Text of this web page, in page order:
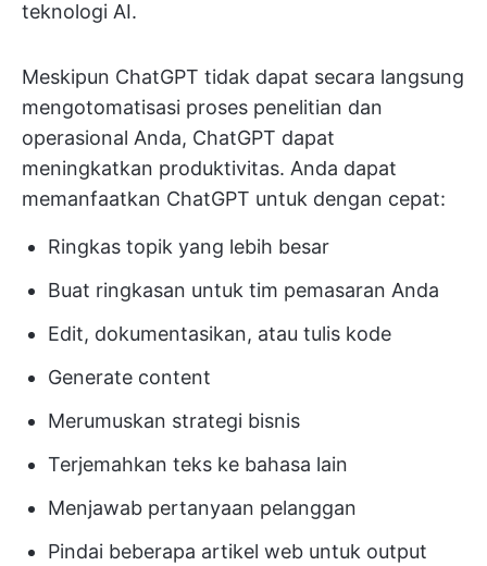
teknologi AI.
Meskipun ChatGPT tidak dapat secara langsung
mengotomatisasi proses penelitian dan
operasional Anda, ChatGPT dapat
meningkatkan produktivitas. Anda dapat
memanfaatkan ChatGPT untuk dengan cepat:
Ringkas topik yang lebih besar
Buat ringkasan untuk tim pemasaran Anda
Edit, dokumentasikan, atau tulis kode
Generate content
Merumuskan strategi bisnis
Terjemahkan teks ke bahasa lain
Menjawab pertanyaan pelanggan
Pindai beberapa artikel web untuk output